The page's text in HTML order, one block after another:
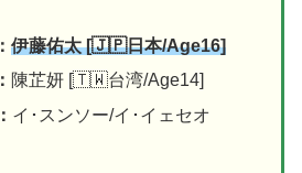
：伊藤佑太 [🇯🇵日本/Age16]
： 陳芷妍 [🇹🇼台湾/Age14]
： イ･スンソー/イ･イェセオ